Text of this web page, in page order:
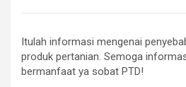
Itulah informasi mengenai
produk pertanian. Semoga
bermanfaat ya sobat PTD!